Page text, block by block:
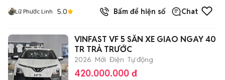
Lữ Phước Linh 5.0 Bấm để hiện số Chat
VINFAST VF 5 SẴN XE GIAO NGAY 40
TR TRẢ TRƯỚC
2026 Mới Điện Tự động
420.000.000 đ